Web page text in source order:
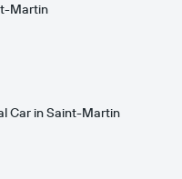
Martin
Car in Saint-Martin